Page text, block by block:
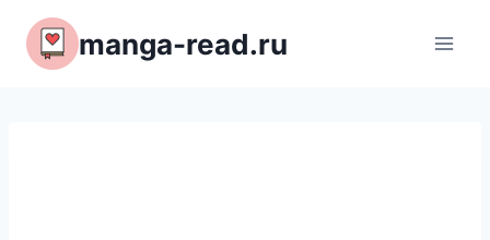
Перейти
содержимому
manga-read.ru